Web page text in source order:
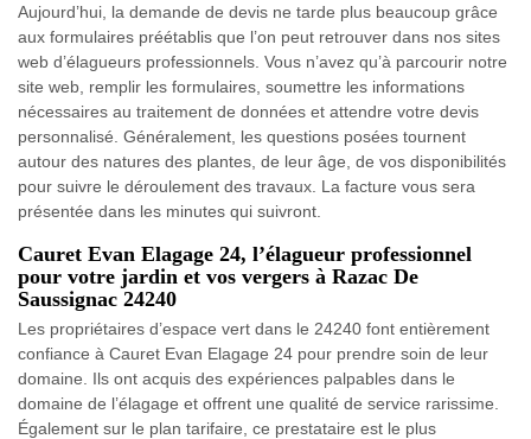
Aujourd’hui, la demande de devis ne tarde plus beaucoup grâce
aux formulaires préétablis que l’on peut retrouver dans nos sites
web d’élagueurs professionnels. Vous n’avez qu’à parcourir notre
site web, remplir les formulaires, soumettre les informations
nécessaires au traitement de données et attendre votre devis
personnalisé. Généralement, les questions posées tournent
autour des natures des plantes, de leur âge, de vos disponibilités
pour suivre le déroulement des travaux. La facture vous sera
présentée dans les minutes qui suivront.
Cauret Evan Elagage 24, l’élagueur professionnel
pour votre jardin et vos vergers à Razac De
Saussignac 24240
Les propriétaires d’espace vert dans le 24240 font entièrement
confiance à Cauret Evan Elagage 24 pour prendre soin de leur
domaine. Ils ont acquis des expériences palpables dans le
domaine de l’élagage et offrent une qualité de service rarissime.
Également sur le plan tarifaire, ce prestataire est le plus